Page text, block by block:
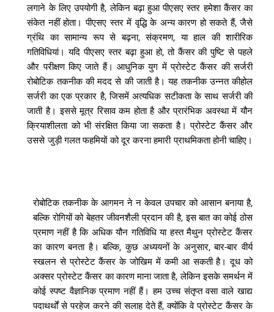
लगाने के लिए उपयोगी है,लेकिन बढ़ा हुआ पीएसए स्तर हमेशा कैंसर का
संकेत नहीं होता। पीएसए स्तर में वृद्धि के अन्य कारण हो सकते हैं,जैसे
ग्रंथि का सामान्य रूप से बढ़ना,संक्रमण,या हाल की शारीरिक
गतिविधियां। यदि पीएसए स्तर बढ़ा हुआ हो,तो कैंसर की पुष्टि से पहले
और परीक्षण किए जाते हैं। आधुनिक युग में प्रोस्टेट कैंसर की सर्जरी
रोबोटिक तकनीक की मदद से की जाती है। यह तकनीक उन्नत कीहोल
सर्जरी का एक प्रकार है,जिसमें अत्यधिक सटीकता के साथ सर्जरी की
जाती है। इससे मूत्र रिसाव कम होता है और प्रारंभिक अवस्था में यौन
क्रियाशीलता को भी संरक्षित किया जा सकता है। प्रोस्टेट कैंसर और
उससे जुड़ी गलत फहमियों को दूर करना हमारी प्राथमिकता होनी चाहिए।
रोबोटिक तकनीक के आगमन ने न केवल उपचार को आसान बनाया है,
बल्कि रोगियों को बेहतर जीवनशैली प्रदान की है,इस बात का कोई ठोस
प्रमाण नहीं है कि अधिक यौन गतिविधि या हस्त मैथुन प्रोस्टेट कैंसर
का कारण बनता है। बल्कि,कुछ अध्ययनों के अनुसार,बार-बार वीर्य
स्खलन से प्रोस्टेट कैंसर के जोखिम में कमी आ सकती है। दूध को
अक्सर प्रोस्टेट कैंसर का कारण माना जाता है,लेकिन इसके समर्थन में
कोई स्पष्ट वैज्ञानिक प्रमाण नहीं हैं। हम उच्च संतृप्त वसा वाले खाद्य
पदाथर्थों से परहेज करने की सलाह देते हैं,क्योंकि वे प्रोस्टेट कैंसर के